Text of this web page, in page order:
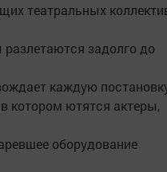
театральных
задолго до
каждую
котором ютятся актеры,
оборудование